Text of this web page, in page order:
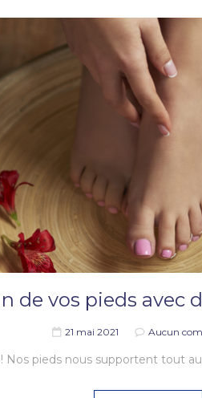
de vos pieds avec
21 mai 2021 Aucun
Nos pieds nous supportent tout